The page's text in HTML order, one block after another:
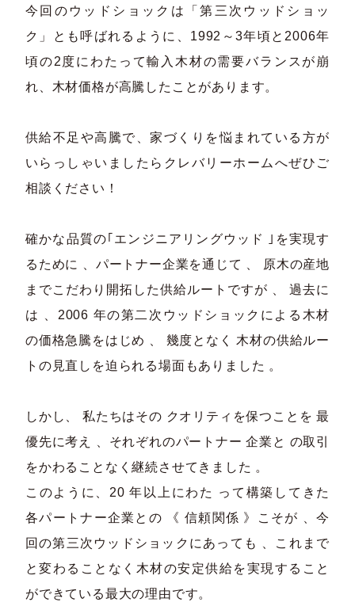
今回のウッドショックは「第三次ウッドショッ
ク」とも呼ばれるように、1992～3年頃と2006年
頃の2度にわたって輸入木材の需要バランスが崩
れ、木材価格が高騰したことがあります。
供給不足や高騰で、家づくりを悩まれている方が
いらっしゃいましたらクレバリーホームへぜひご
相談ください！
確かな品質の｢エンジニアリングウッド ｣を実現す
るために 、パートナー企業を通じて 、 原木の産地
までこだわり開拓した供給ルートですが 、 過去に
は 、2006 年の第二次ウッドショックによる木材
の価格急騰をはじめ 、 幾度となく 木材の供給ルー
トの見直しを迫られる場面もありました 。
しかし、 私たちはその クオリティを保つことを 最
優先に考え 、それぞれのパートナー 企業と の取引
をかわることなく継続させてきました 。
このように、20 年以上にわた って構築してきた
各パートナー企業との 《 信頼関係 》こそが 、今
回の第三次ウッドショックにあっても 、これまで
と変わることなく木材の安定供給を実現すること
ができている最大の理由です。